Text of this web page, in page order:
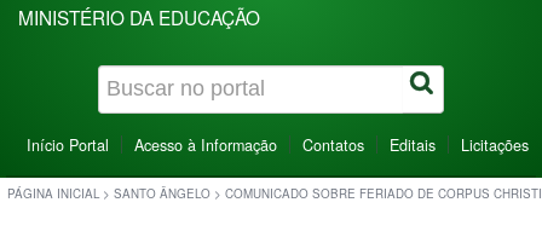
MINISTÉRIO DA EDUCAÇÃO
Início Portal Acesso à Informação Contatos Editais Licitações
PÁGINA INICIAL > SANTO ÂNGELO > COMUNICADO SOBRE FERIADO DE CORPUS CHRISTI